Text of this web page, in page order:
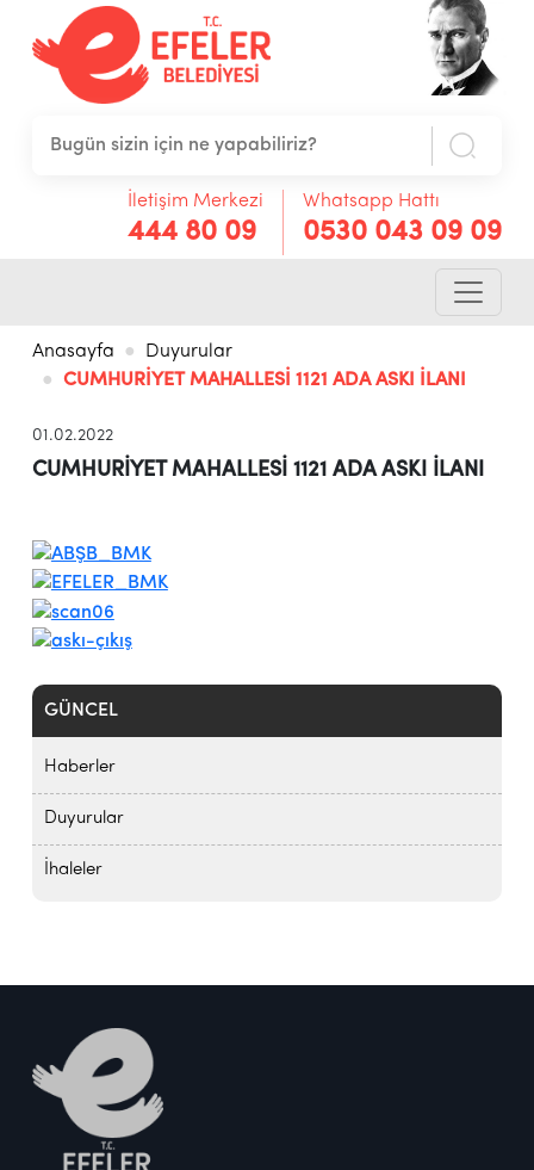
İletişim Merkezi
444 80 09
Whatsapp Hattı
0530 043 09 09
Anasayfa
Duyurular
CUMHURİYET MAHALLESİ 1121 ADA ASKI İLANI
GÜNCEL
Haberler
Duyurular
İhaleler
01.02.2022
CUMHURİYET MAHALLESİ 1121 ADA ASKI İLANI